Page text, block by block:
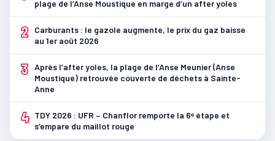
plage de l’Anse Moustique en marge d’un after yoles
2
Carburants : le gazole augmente, le prix du gaz baisse
au 1er août 2026
3 Après l’after yoles, la plage de l’Anse Meunier (Anse
Moustique) retrouvée couverte de déchets à Sainte-
Anne
4 TDY 2026 : UFR – Chanflor remporte la 6ᵉ étape et
s’empare du maillot rouge